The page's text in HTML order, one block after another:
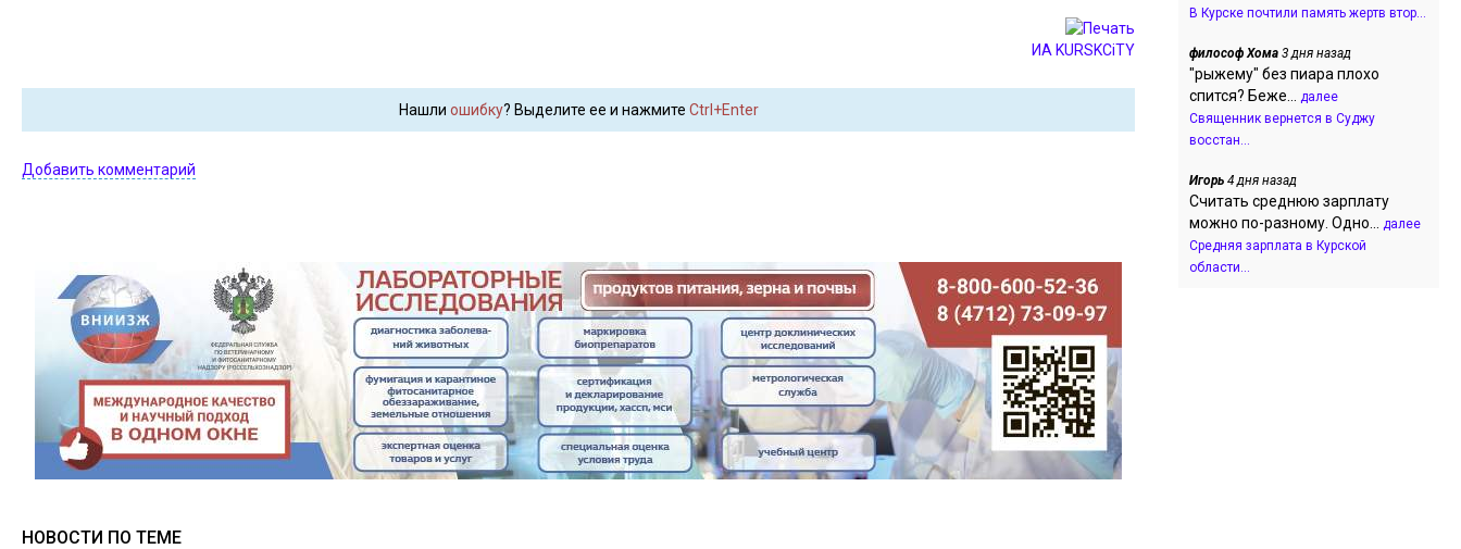
ИА KURSKCiTY
Нашли ошибку? Выделите ее и нажмите Ctrl+Enter
Добавить комментарий
НОВОСТИ ПО ТЕМЕ
В Курске почтили память жертв втор...
философ Хома 3 дня назад
"рыжему" без пиара плохо
спится? Беже... далее
Священник вернется в Суджу
восстан...
Игорь 4 дня назад
Считать среднюю зарплату
можно по-разному. Одно... далее
Средняя зарплата в Курской
области...